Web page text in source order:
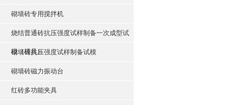
砌墙砖专用搅拌机
烧结普通砖抗压强度试样制备一次成型试
模（模具）
砌墙砖抗压强度试样制备试模
砌墙砖磁力振动台
红砖多功能夹具